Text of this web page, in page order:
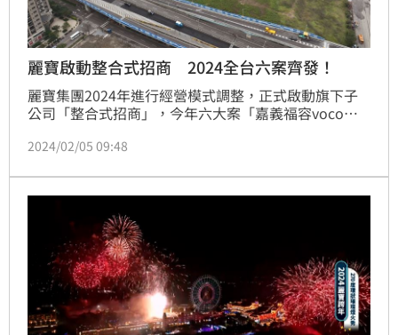
麗寶啟動整合式招商 2024全台六案齊發！
麗寶集團2024年進行經營模式調整，正式啟動旗下子
公司「整合式招商」，今年六大案「嘉義福容voco酒
土地等，將提供各、連鎖體系，進行全方位展店「一站
2024/02/05 09:48